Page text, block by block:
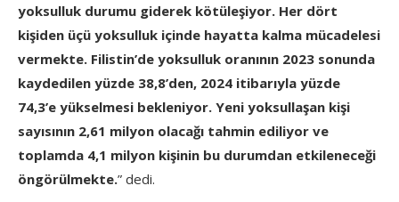
yoksulluk durumu giderek kötüleşiyor. Her dört
kişiden üçü yoksulluk içinde hayatta kalma mücadelesi
vermekte. Filistin’de yoksulluk oranının 2023 sonunda
kaydedilen yüzde 38,8’den, 2024 itibarıyla yüzde
74,3’e yükselmesi bekleniyor. Yeni yoksullaşan kişi
sayısının 2,61 milyon olacağı tahmin ediliyor ve
toplamda 4,1 milyon kişinin bu durumdan etkileneceği
öngörülmekte.” dedi.